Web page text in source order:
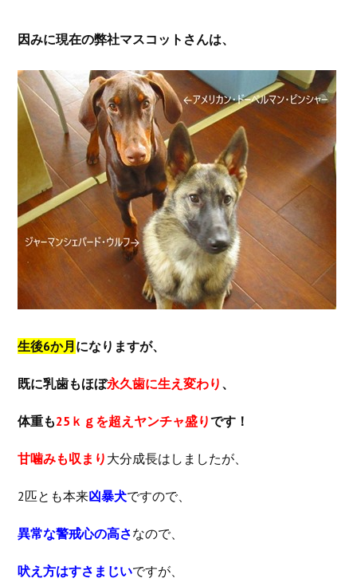
因みに現在の弊社マスコットさんは、
生後6か月 になりますが、
既に乳歯もほぼ永久歯に生え変わり 、
体重も25ｋｇを超えヤンチャ盛りです！
甘噛みも収まり 大分成長はしましたが、
2匹とも本来凶暴犬ですので、
異常な警戒心の高さなので、
吠え方はすさまじいですが、